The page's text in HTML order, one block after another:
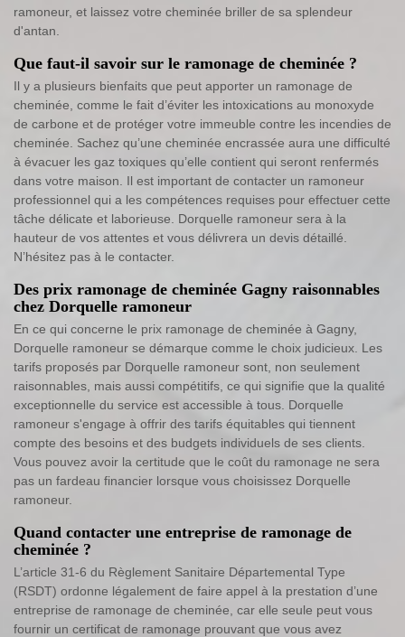
ramoneur, et laissez votre cheminée briller de sa splendeur
d'antan.
Que faut-il savoir sur le ramonage de cheminée ?
Il y a plusieurs bienfaits que peut apporter un ramonage de
cheminée, comme le fait d’éviter les intoxications au monoxyde
de carbone et de protéger votre immeuble contre les incendies de
cheminée. Sachez qu’une cheminée encrassée aura une difficulté
à évacuer les gaz toxiques qu’elle contient qui seront renfermés
dans votre maison. Il est important de contacter un ramoneur
professionnel qui a les compétences requises pour effectuer cette
tâche délicate et laborieuse. Dorquelle ramoneur sera à la
hauteur de vos attentes et vous délivrera un devis détaillé.
N’hésitez pas à le contacter.
Des prix ramonage de cheminée Gagny raisonnables
chez Dorquelle ramoneur
En ce qui concerne le prix ramonage de cheminée à Gagny,
Dorquelle ramoneur se démarque comme le choix judicieux. Les
tarifs proposés par Dorquelle ramoneur sont, non seulement
raisonnables, mais aussi compétitifs, ce qui signifie que la qualité
exceptionnelle du service est accessible à tous. Dorquelle
ramoneur s'engage à offrir des tarifs équitables qui tiennent
compte des besoins et des budgets individuels de ses clients.
Vous pouvez avoir la certitude que le coût du ramonage ne sera
pas un fardeau financier lorsque vous choisissez Dorquelle
ramoneur.
Quand contacter une entreprise de ramonage de
cheminée ?
L’article 31-6 du Règlement Sanitaire Départemental Type
(RSDT) ordonne légalement de faire appel à la prestation d’une
entreprise de ramonage de cheminée, car elle seule peut vous
fournir un certificat de ramonage prouvant que vous avez